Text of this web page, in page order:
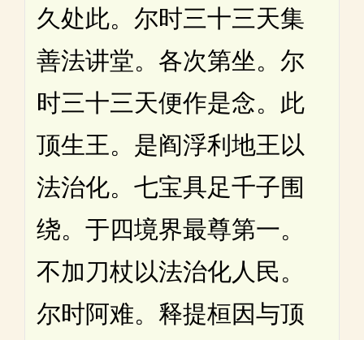
久处此。尔时三十三天集
善法讲堂。各次第坐。尔
时三十三天便作是念。此
顶生王。是阎浮利地王以
法治化。七宝具足千子围
绕。于四境界最尊第一。
不加刀杖以法治化人民。
尔时阿难。释提桓因与顶